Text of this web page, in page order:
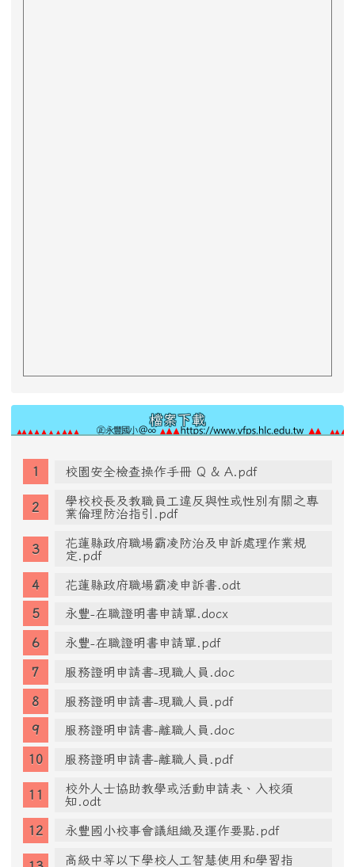
檔案下載
校園安全檢查操作手冊 Q & A.pdf
學校校長及教職員工違反與性或性別有關之專
業倫理防治指引.pdf
花蓮縣政府職場霸凌防治及申訴處理作業規
定.pdf
花蓮縣政府職場霸凌申訴書.odt
永豐-在職證明書申請單.docx
永豐-在職證明書申請單.pdf
服務證明申請書-現職人員.doc
服務證明申請書-現職人員.pdf
服務證明申請書-離職人員.doc
服務證明申請書-離職人員.pdf
校外人士協助教學或活動申請表、入校須
知.odt
永豐國小校事會議組織及運作要點.pdf
高級中等以下學校人工智慧使用和學習指